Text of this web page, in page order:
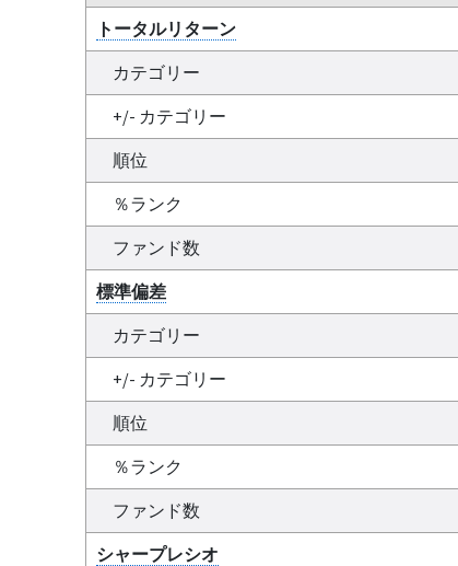
トータルリターン
カテゴリー
+/- カテゴリー
順位
％ランク
ファンド数
標準偏差
カテゴリー
+/- カテゴリー
順位
％ランク
ファンド数
シャープレシオ